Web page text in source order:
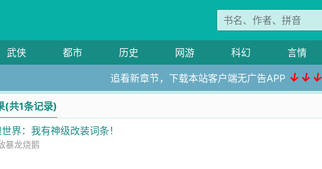
武侠 都市 历史 网游 科幻 言情
追看新章节，下载本站客户端无广告APP ↓↓↓
(共1条记录)
界：我有神级改装词条！
暴龙烧鹅